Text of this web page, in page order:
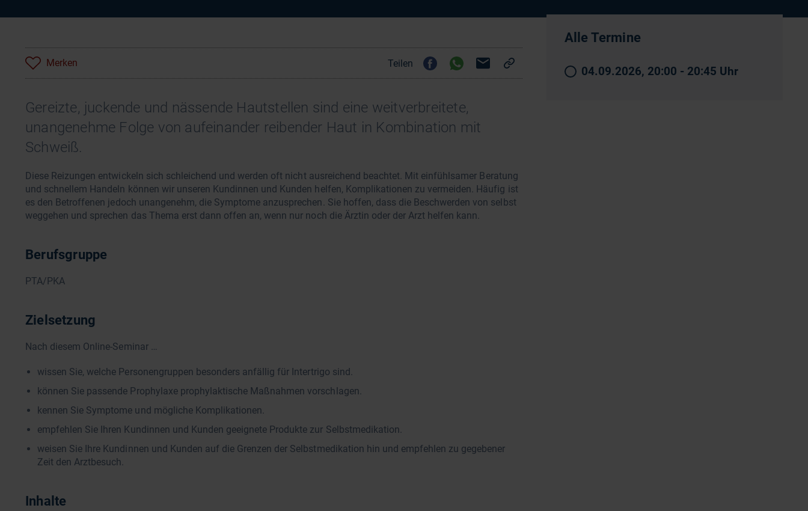
Merken Teilen
Gereizte, juckende und nässende Hautstellen sind eine weitverbreitete,
unangenehme Folge von aufeinander reibender Haut in Kombination mit
Schweiß.
Diese Reizungen entwickeln sich schleichend und werden oft nicht ausreichend beachtet. Mit einfühlsamer Beratung
und schnellem Handeln können wir unseren Kundinnen und Kunden helfen, Komplikationen zu vermeiden. Häufig ist
es den Betroffenen jedoch unangenehm, die Symptome anzusprechen. Sie hoffen, dass die Beschwerden von selbst
weggehen und sprechen das Thema erst dann offen an, wenn nur noch die Ärztin oder der Arzt helfen kann.
Berufsgruppe
PTA/PKA
Zielsetzung
Nach diesem Online-Seminar …
wissen Sie, welche Personengruppen besonders anfällig für Intertrigo sind.
können Sie passende Prophylaxe prophylaktische Maßnahmen vorschlagen.
kennen Sie Symptome und mögliche Komplikationen.
empfehlen Sie Ihren Kundinnen und Kunden geeignete Produkte zur Selbstmedikation.
weisen Sie Ihre Kundinnen und Kunden auf die Grenzen der Selbstmedikation hin und empfehlen zu gegebener
Zeit den Arztbesuch.
Inhalte
Alle Termine
04.09.2026, 20:00 - 20:45 Uhr